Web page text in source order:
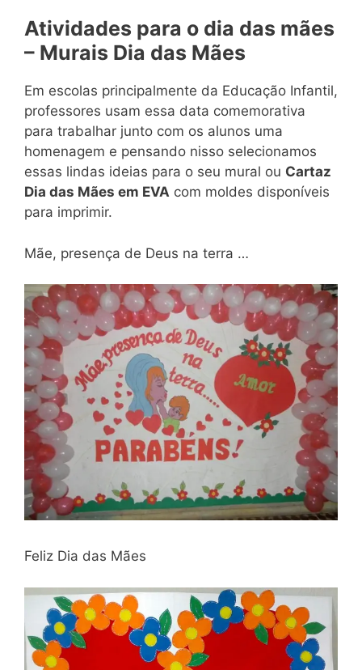
Atividades para o dia das mães
– Murais Dia das Mães
Em escolas principalmente da Educação Infantil,
professores usam essa data comemorativa
para trabalhar junto com os alunos uma
homenagem e pensando nisso selecionamos
essas lindas ideias para o seu mural ou Cartaz
Dia das Mães em EVA com moldes disponíveis
para imprimir.
Mãe, presença de Deus na terra …
Feliz Dia das Mães